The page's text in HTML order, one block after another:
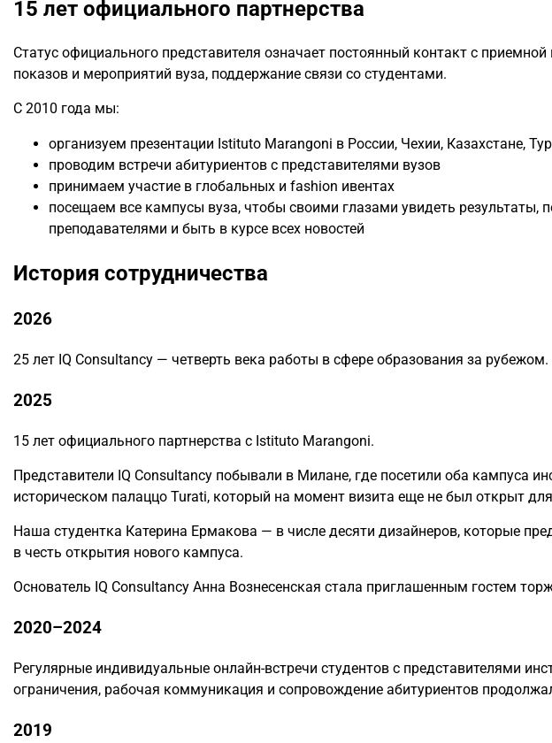
15 лет официального партнерства
Статус официального представителя означает постоянный контакт с
показов и мероприятий вуза, поддержание связи со студентами.
С 2010 года мы:
организуем презентации Istituto Marangoni в России, Чехии, Казахстане,
проводим встречи абитуриентов с представителями вузов
принимаем участие в глобальных и fashion ивентах
посещаем все кампусы вуза, чтобы своими глазами увидеть результаты,
преподавателями и быть в курсе всех новостей
История сотрудничества
2026
25 лет IQ Consultancy — четверть века работы в сфере образования за рубежом.
2025
15 лет официального партнерства с Istituto Marangoni.
Представители IQ Consultancy побывали в Милане, где посетили оба кампуса
историческом палаццо Turati, который на момент визита еще не был открыт
Наша студентка Катерина Ермакова — в числе десяти дизайнеров, которые
в честь открытия нового кампуса.
Основатель IQ Consultancy Анна Вознесенская стала приглашенным гостем
2020–2024
Регулярные индивидуальные онлайн-встречи студентов с представителями
ограничения, рабочая коммуникация и сопровождение абитуриентов
2019